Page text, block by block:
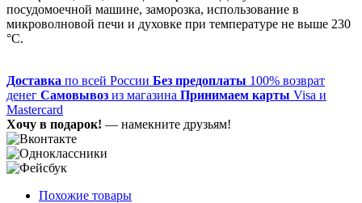
посудомоечной машине, заморозка, использование в
микроволновой печи и духовке при температуре не выше 230
°C.
Доставка по всей России Без предоплаты 100% возврат
денег Самовывоз из магазина Принимаем карты Visa и
Mastercard
Хочу в подарок! — намекните друзьям!
Похожие товары